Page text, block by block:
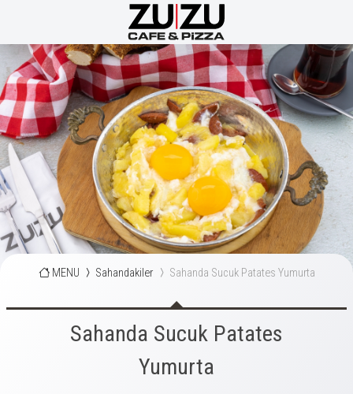
MENU Sahandakiler Sahanda Sucuk Patates Yumurta
Sahanda Sucuk Patates
Yumurta